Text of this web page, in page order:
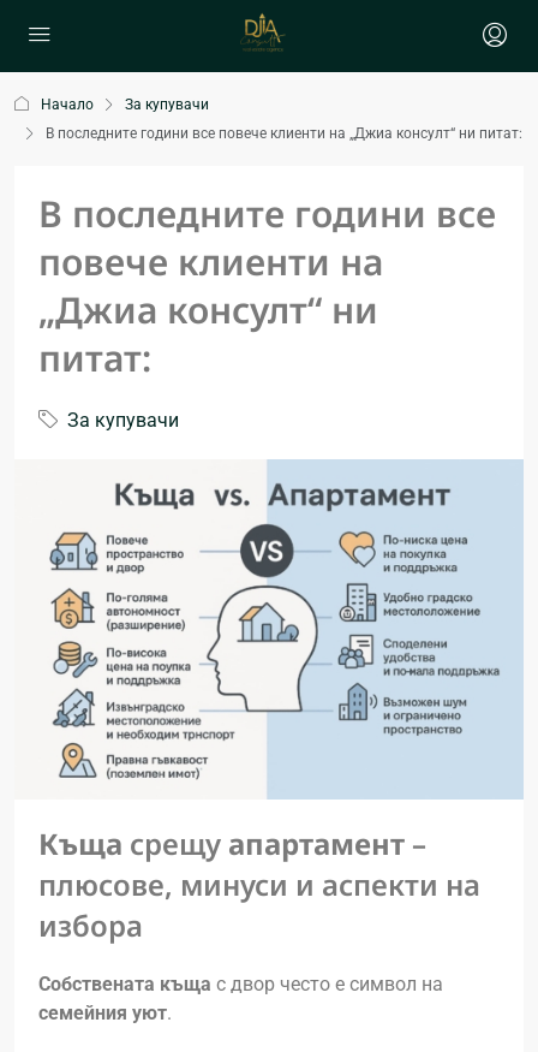
Начало
За купувачи
В последните години все повече клиенти на „Джиа консулт“ ни питат:
В последните години все
повече клиенти на
„Джиа консулт“ ни
питат:
За купувачи
Къща срещу апартамент –
плюсове, минуси и аспекти на
избора
Собствената къща с двор често е символ на
семейния уют.